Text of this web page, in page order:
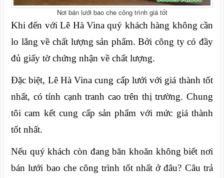
Nơi bán lưới bao che công trình giá tốt
Khi đến với Lê Hà Vina quý khách hàng không cần
lo lắng về chất lượng sản phẩm. Bởi công ty có đầy
đủ giấy tờ chứng nhận về chất lượng.
Đặc biệt, Lê Hà Vina cung cấp lưới với giá thành tốt
nhất, có tính cạnh tranh cao trên thị trường. Chung
tôi cam kết cung cấp sản phẩm với mức giá thành
tốt nhất.
Nếu quý khách còn đang băn khoăn không biết nơi
bán lưới bao che công trình tốt nhất ở đâu? Câu trả